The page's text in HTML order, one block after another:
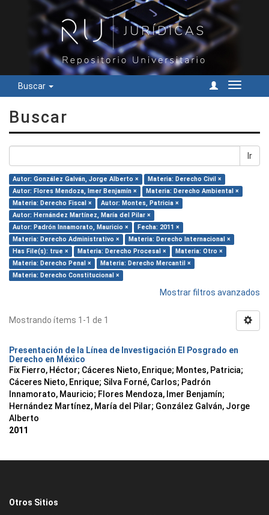
Buscar
Cambiar
Buscar
Ir
Autor: González Galván, Jorge Alberto ×
Materia: Derecho Civil ×
Autor: Flores Mendoza, Imer Benjamín ×
Materia: Derecho Ambiental ×
Materia: Derecho Fiscal ×
Autor: Montes, Patricia ×
Autor: Hernández Martínez, María del Pilar ×
Autor: Padrón Innamorato, Mauricio ×
Fecha: 2011 ×
Materia: Derecho Administrativo ×
Materia: Derecho Internacional ×
Has File(s): true ×
Materia: Derecho Procesal ×
Materia: Otro ×
Materia: Derecho Penal ×
Materia: Derecho Mercantil ×
Materia: Derecho Constitucional ×
Mostrar filtros avanzados
Mostrando ítems 1-1 de 1
Presentación de la Línea de Investigación El Posgrado en
Derecho en México
Fix Fierro, Héctor; Cáceres Nieto, Enrique; Montes, Patricia;
Cáceres Nieto, Enrique; Silva Forné, Carlos; Padrón
Innamorato, Mauricio; Flores Mendoza, Imer Benjamín;
Hernández Martínez, María del Pilar; González Galván, Jorge
Alberto
2011
Otros Sitios